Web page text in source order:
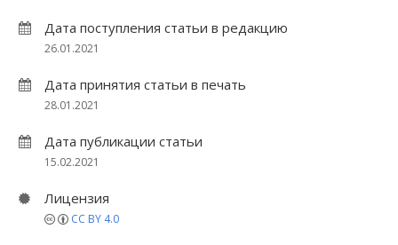
Дата поступления статьи в редакцию
26.01.2021
Дата принятия статьи в печать
28.01.2021
Дата публикации статьи
15.02.2021
Лицензия
CC BY 4.0